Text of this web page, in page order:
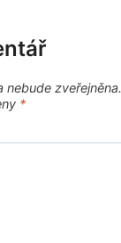
nebude zveřejněna.
*